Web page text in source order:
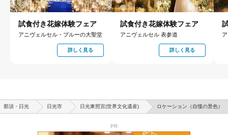
試食付き花嫁体験フェア
アニヴェルセル・ブルーの大聖堂
詳しく見る
試食付き花嫁体験フェア
アニヴェルセル 表参道
詳しく見る
那須・日光 日光市 日光東照宮(世界文化遺産) ロケーション（自慢の景色）
PR